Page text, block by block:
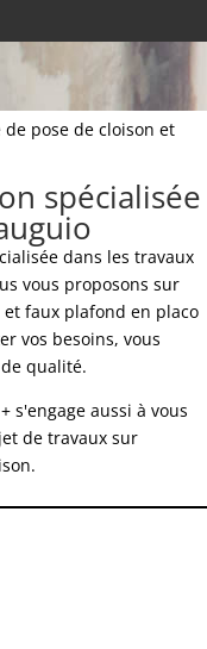
pose de cloison et
spécialisée
dans les travaux
vous proposons sur
et faux plafond en placo
vos besoins, vous
qualité.
s'engage aussi à vous
de travaux sur